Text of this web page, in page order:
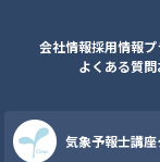
会社情報採用情報
よくある質問
気象予報士講